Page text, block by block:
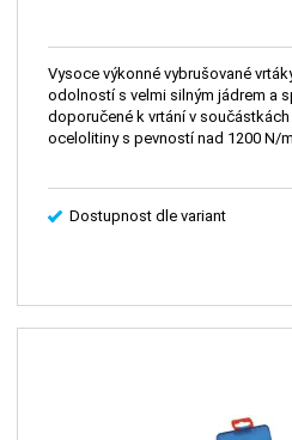
Vysoce výkonné vybrušované
odolností s velmi silným jádrem a
doporučené k vrtání v
ocelolitiny s pevností nad 1200 N/
Dostupnost dle variant